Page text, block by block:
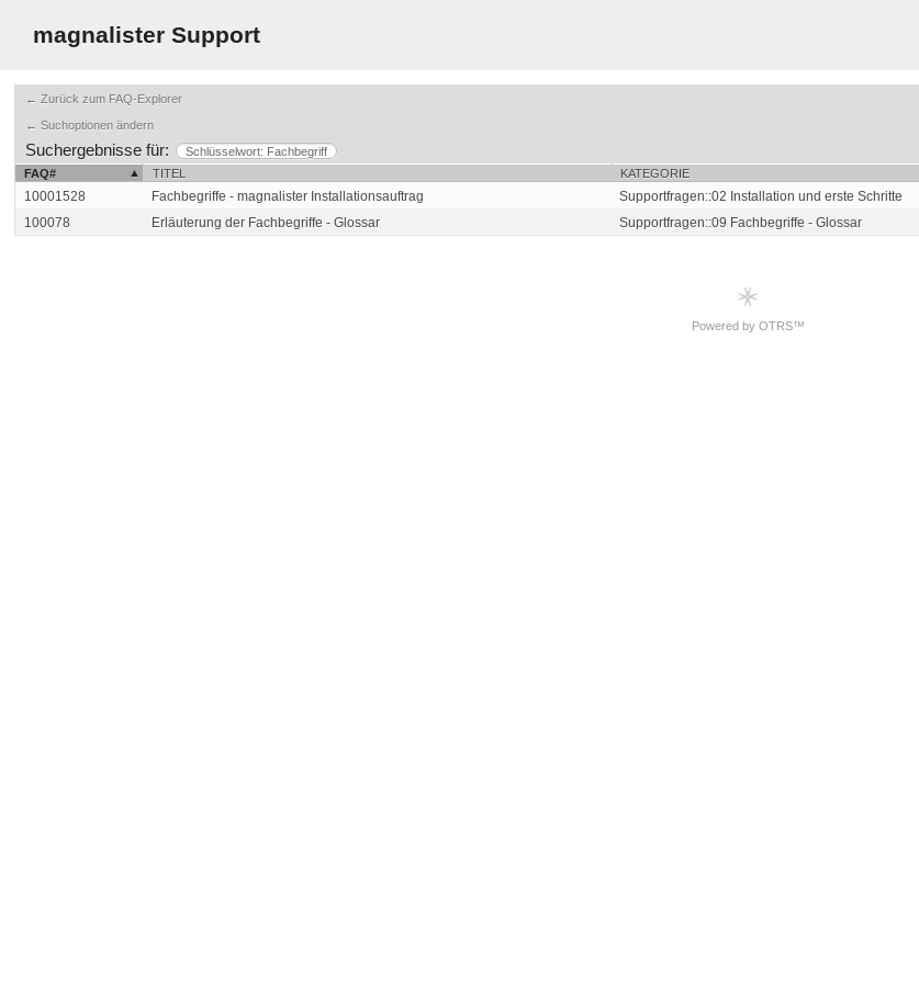
magnalister Support
← Zurück zum FAQ-Explorer
← Suchoptionen ändern
Suchergebnisse für:
Schlüsselwort: Fachbegriff
FAQ#
TITEL KATEGORIE
10001528 Fachbegriffe - magnalister Installationsauftrag Supportfragen::02 Installation und erste Schritte
100078
Erläuterung der Fachbegriffe - Glossar Supportfragen::09 Fachbegriffe - Glossar
Powered by OTRS™